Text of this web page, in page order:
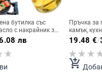
бутилка със
с накрайник за
за маслини
за
въздушен
за салата
лв
Пръчка за
камък,
19.48 €/
add_shopping_cart